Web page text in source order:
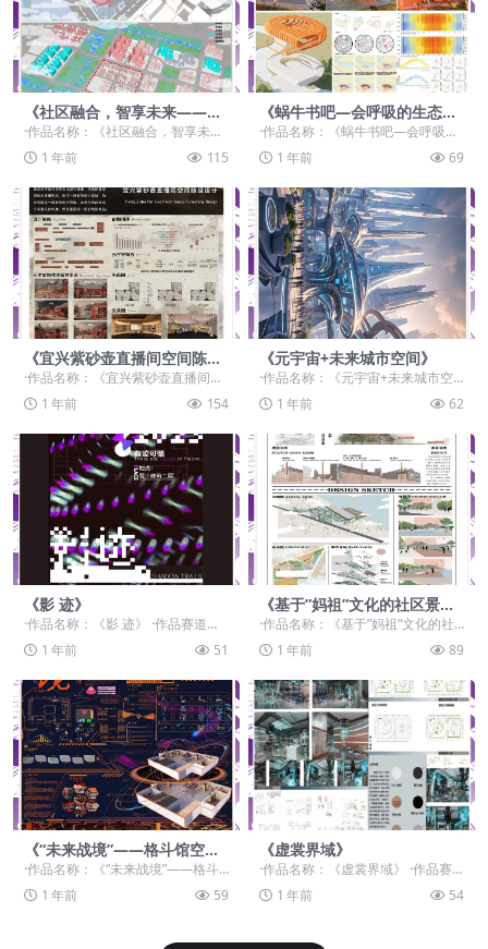
《社区融合，智享未来——基
于 “未来宜居住区”居住区规划
设计》
·作品名称：《社区融合，智享未来
——基于 “未来宜居住区”居住区规
划设计》 ·作...
1 年前 115
《蜗牛书吧—会呼吸的生态教
具》
·作品名称：《蜗牛书吧—会呼吸的
生态教具》 ·作品赛道：学生组：自
由...1 年前 69
《宜兴紫砂壶直播间空间陈设
设计》
·作品名称：《宜兴紫砂壶直播间空
间陈设设计》 ·作品赛道：学生组：
自由主题赛道-...
1 年前 154
《元宇宙+未来城市空间》
·作品名称：《元宇宙+未来城市空
间》 ·作品赛道：学生组：自由主题
赛道-”元宇宙...
1 年前 62
《影 迹》
·作品名称：《影 迹》 ·作品赛道：
学生组：自由主题赛道-”元宇宙+“ ·
作品类...
1 年前 51
《基于”妈祖”文化的社区景观
规划设计 以马尾旧镇渡口景观
·作品名称：《基于”妈祖”文化的社
区景观规划设计 以马尾...
1 年前 89
《“未来战境”——格斗馆空间
方案设计》
·作品名称：《“未来战境”——格斗
馆空间方案设计》 ·作品赛道：学生
组：自由主题...
1 年前 59
《虚裳界域》
·作品名称：《虚裳界域》 ·作品赛
道：学生组：自由主题赛道-”元宇宙
+“ ·作品...
1 年前 54